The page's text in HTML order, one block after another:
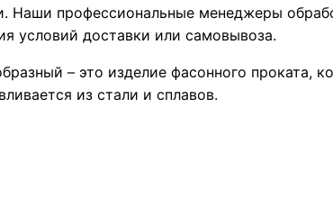
Наши профессиональные менеджеры
условий доставки или самовывоза.
– это изделие фасонного проката,
из стали и сплавов.